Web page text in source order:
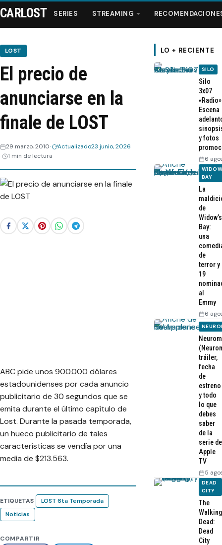
Series
Streaming
Recomendaciones
Videos
Webisodios
CARLOST SERIES STREAMING
LOST
El precio de
anunciarse en la
finale de LOST
29 marzo, 2010 Actualizado23 junio, 2026
1 min de lectura
ABC pide unos 900.000 dólares
estadounidenses por cada anuncio
publicitario de 30 segundos que se
emita durante el último capítulo de
Lost. Durante la pasada temporada,
un hueco publicitario de tales
características se vendía por una
media de $213.563.
ETIQUETAS
LOST 6ta Temporada
Noticias
COMPARTIR
LO + RECIENTE
SILO
Silo
3x07
Escena
y fotos
6
BAY
La
de
Widow’s
Bay:
una
de
terror y
19
al
Emmy
6
tráiler,
fecha
de
estreno
y todo
lo que
debes
saber
de la
serie de
Apple
TV
5
DEAD
CITY
The
Walking
Dead:
Dead
City